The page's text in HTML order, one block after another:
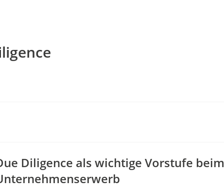
Diligence als wichtige Vorstufe beim